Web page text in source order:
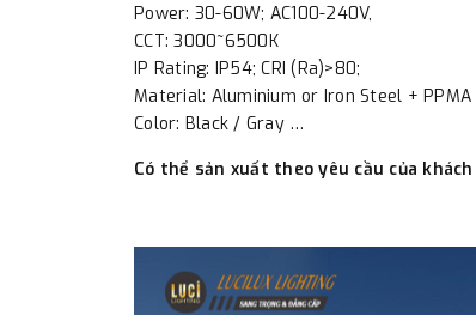
Power: 30-60W; AC100-240V,
CCT: 3000~6500K
IP Rating: IP54; CRI (Ra)>80;
Material: Aluminium or Iron Steel + PPMA
Color: Black / Gray …
Có thể sản xuất theo yêu cầu của